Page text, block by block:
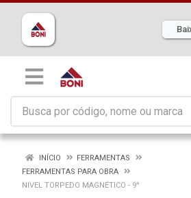
INÍCIO
FERRAMENTAS
FERRAMENTAS PARA OBRA
NIVEL TORPEDO MAGNÉTICO - 9''